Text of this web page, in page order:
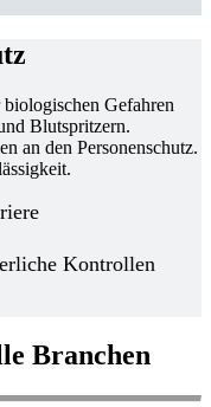
Gefahren
Blutspritzern.
an den Personenschutz.
Kontrollen
Branchen